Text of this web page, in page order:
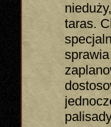
taras.